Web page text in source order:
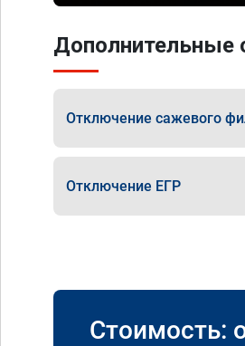
Дополнительные
Отключение сажевого
Отключение ЕГР
Стоимость: